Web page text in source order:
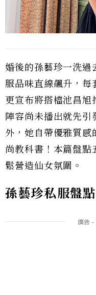
婚後的孫藝珍一洗過
服品味直線飆升，每
更宣布將搭檔池昌旭
陣容尚未播出就先引
外，她自帶優雅質感
尚教科書！本篇盤
鬆營造仙女氛圍。
孫藝珍私服盤點